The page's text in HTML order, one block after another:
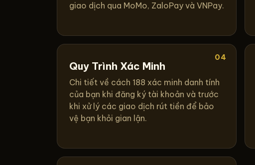
giao dịch qua MoMo, ZaloPay và VNPay.
04
Quy Trình Xác Minh
Chi tiết về cách 188 xác minh danh tính
của bạn khi đăng ký tài khoản và trước
khi xử lý các giao dịch rút tiền để bảo
vệ bạn khỏi gian lận.